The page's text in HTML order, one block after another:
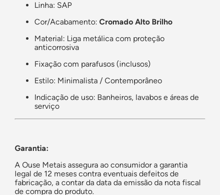
Linha: SAP
Cor/Acabamento: Cromado Alto Brilho
Material: Liga metálica com proteção
anticorrosiva
Fixação com parafusos (inclusos)
Estilo: Minimalista / Contemporâneo
Indicação de uso: Banheiros, lavabos e áreas de
serviço
Garantia:
A Ouse Metais assegura ao consumidor a garantia
legal de 12 meses contra eventuais defeitos de
fabricação, a contar da data da emissão da nota fiscal
de compra do produto.